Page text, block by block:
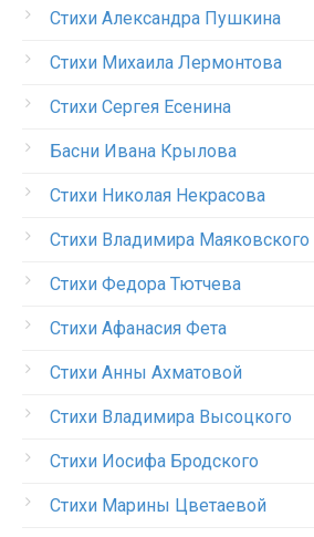
Стихи Александра Пушкина
Стихи Михаила Лермонтова
Стихи Сергея Есенина
Басни Ивана Крылова
Стихи Николая Некрасова
Стихи Владимира Маяковского
Стихи Федора Тютчева
Стихи Афанасия Фета
Стихи Анны Ахматовой
Стихи Владимира Высоцкого
Стихи Иосифа Бродского
Стихи Марины Цветаевой